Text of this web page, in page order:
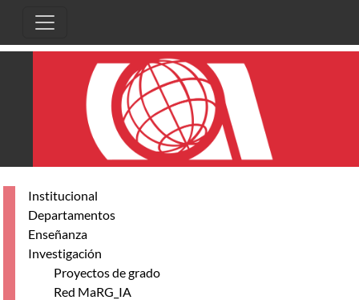
Institucional
Departamentos
Enseñanza
Investigación
Proyectos de grado
Red MaRG_IA